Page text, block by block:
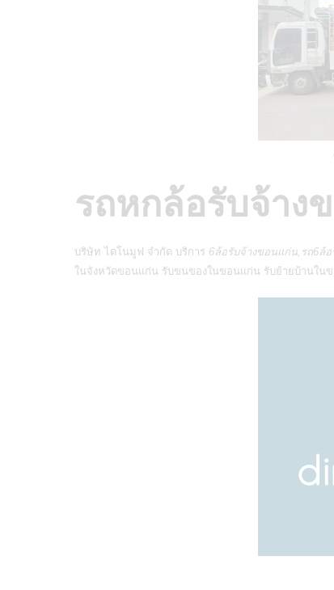
รถหกล้อรับจ้าง
บริษัท ไดโนมูฟ จำกัด บริการ 6ล้อรับจ้างขอนแก่น,รถ6ล้
ในจังหวัดขอนแก่น รับขนของในขอนแก่น รับย้ายบ้านใน